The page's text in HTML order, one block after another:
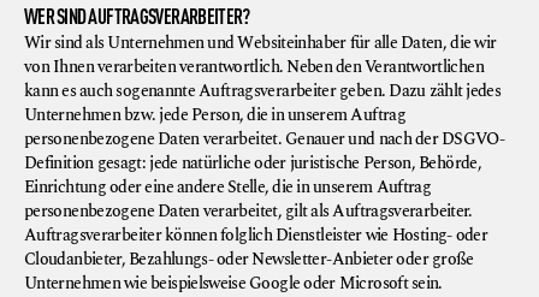
WER SIND AUFTRAGSVERARBEITER?
Wir sind als Unternehmen und Websiteinhaber für alle Daten, die wir
von Ihnen verarbeiten verantwortlich. Neben den Verantwortlichen
kann es auch sogenannte Auftragsverarbeiter geben. Dazu zählt jedes
Unternehmen bzw. jede Person, die in unserem Auftrag
personenbezogene Daten verarbeitet. Genauer und nach der DSGVO-
Definition gesagt: jede natürliche oder juristische Person, Behörde,
Einrichtung oder eine andere Stelle, die in unserem Auftrag
personenbezogene Daten verarbeitet, gilt als Auftragsverarbeiter.
Auftragsverarbeiter können folglich Dienstleister wie Hosting- oder
Cloudanbieter, Bezahlungs- oder Newsletter-Anbieter oder große
Unternehmen wie beispielsweise Google oder Microsoft sein.